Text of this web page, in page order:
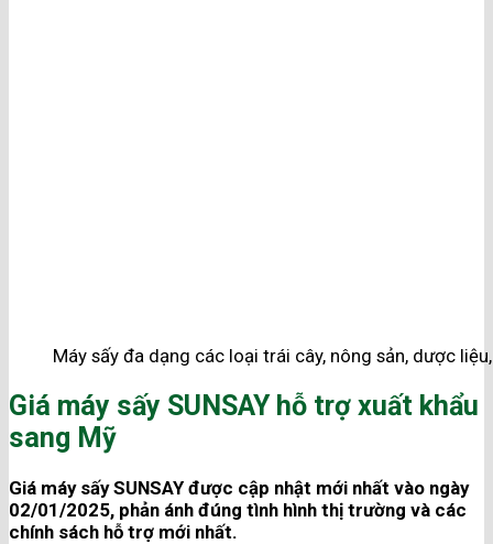
Máy sấy đa dạng các loại trái cây, nông sản, dược
Giá máy sấy SUNSAY hỗ trợ xuất khẩu
sang Mỹ
Giá máy sấy SUNSAY được cập nhật mới nhất vào ngày
02/01/2025, phản ánh đúng tình hình thị trường và các
chính sách hỗ trợ mới nhất.